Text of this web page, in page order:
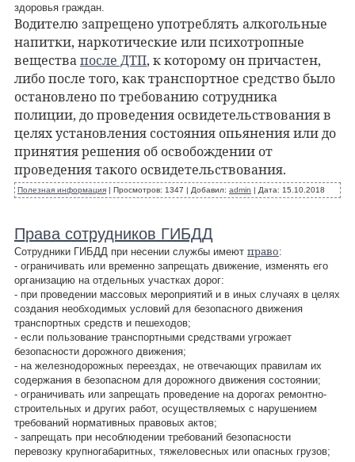
здоровья граждан.
Водителю запрещено употреблять алкогольные
напитки, наркотические или психотропные
веществапосле ДТП, к которому он причастен,
либо после того, как транспортное средство было
остановлено по требованию сотрудника
полиции, до проведения освидетельствования в
целях установления состояния опьянения или до
принятия решения об освобождении от
проведения такого освидетельствования.
Полезная информация Просмотров: 1347 Добавил: admin Дата: 15.10.2018
Права сотрудников ГИБДД
Сотрудники ГИБДД при несении службы имеют право:
- ограничивать или временно запрещать движение, изменять его
организацию на отдельных участках дорог:
- при проведении массовых мероприятий и в иных случаях в целях
создания необходимых условий для безопасного движения
транспортных средств и пешеходов;
- если пользование транспортными средствами угрожает
безопасности дорожного движения;
- на железнодорожных переездах, не отвечающих правилам их
содержания в безопасном для дорожного движения состоянии;
- ограничивать или запрещать проведение на дорогах ремонтно-
строительных и других работ, осуществляемых с нарушением
требований нормативных правовых актов;
- запрещать при несоблюдении требований безопасности
перевозку крупногабаритных, тяжеловесных или опасных грузов;